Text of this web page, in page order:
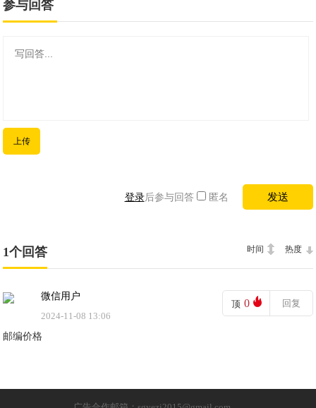
参与回答
上传
登录后参与回答 匿名
1个回答 热度
时间
微信用户
2024-11-08 13:06
顶 0 回复
邮编价格